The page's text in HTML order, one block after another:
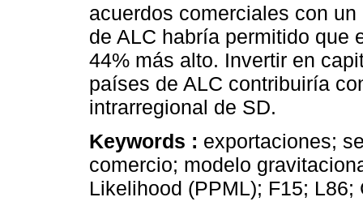
acuerdos comerciales con
de ALC habría permitido que
44% más alto. Invertir en
países de ALC contribuiría
intrarregional de SD.
Keywords : exportaciones;
comercio; modelo
Likelihood (PPML); F15; L86;